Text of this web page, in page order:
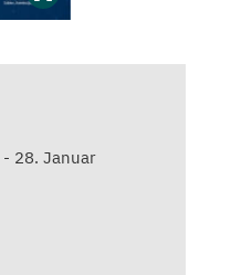
- 28. Januar